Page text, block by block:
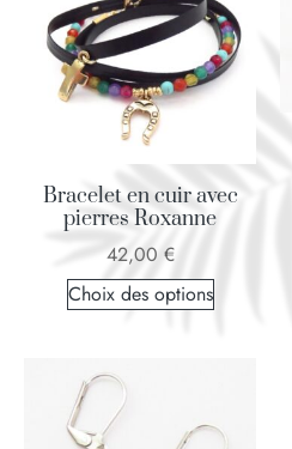
Bracelet en cuir avec
pierres Roxanne
42,00 €
Choix des options